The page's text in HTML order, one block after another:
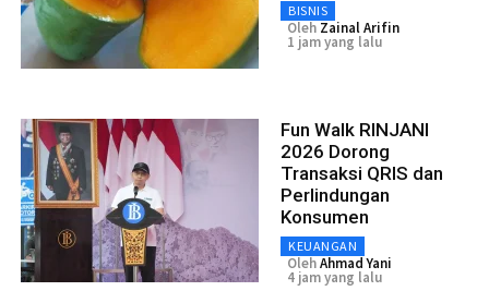
BISNIS
Oleh Zainal Arifin
1 jam yang lalu
Fun Walk RINJANI
2026 Dorong
Transaksi QRIS dan
Perlindungan
Konsumen
KEUANGAN
OlehAhmad Yani
4 jam yang lalu